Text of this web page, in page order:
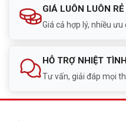
GIÁ LUÔN LUÔN
Giá cả hợp lý, nhiều
HỖ TRỢ NHIỆT TÌNH
Tư vấn, giải đáp mọi